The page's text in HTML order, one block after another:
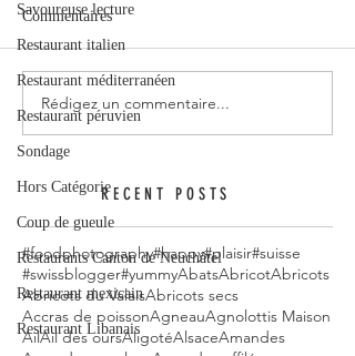
Savoureuse lecture
Restaurant italien
Restaurant méditerranéen
Restaurant péruvien
Sondage
Hors Catégorie
Coup de gueule
Restaurants Canton de Neuchâtel
Restaurant mexicain
Restaurant Libanais
Commentaires
Rédigez un commentaire...
RECENT POSTS
#foodphotography#happy#plaisir#suisse
#swissblogger#yummyAbatsAbricotAbricots
Abricots du ValaisAbricots secs
Accras de poissonAgneauAgnolottis Maison
AilAil des oursAligotéAlsaceAmandes